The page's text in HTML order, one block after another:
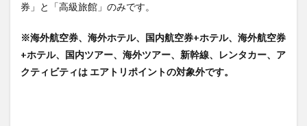
券」と「高級旅館」のみです。
※海外航空券、海外ホテル、国内航空券+ホテル、海外航空券
+ホテル、国内ツアー、海外ツアー、新幹線、レンタカー、ア
クティビティは エアトリポイントの対象外です。